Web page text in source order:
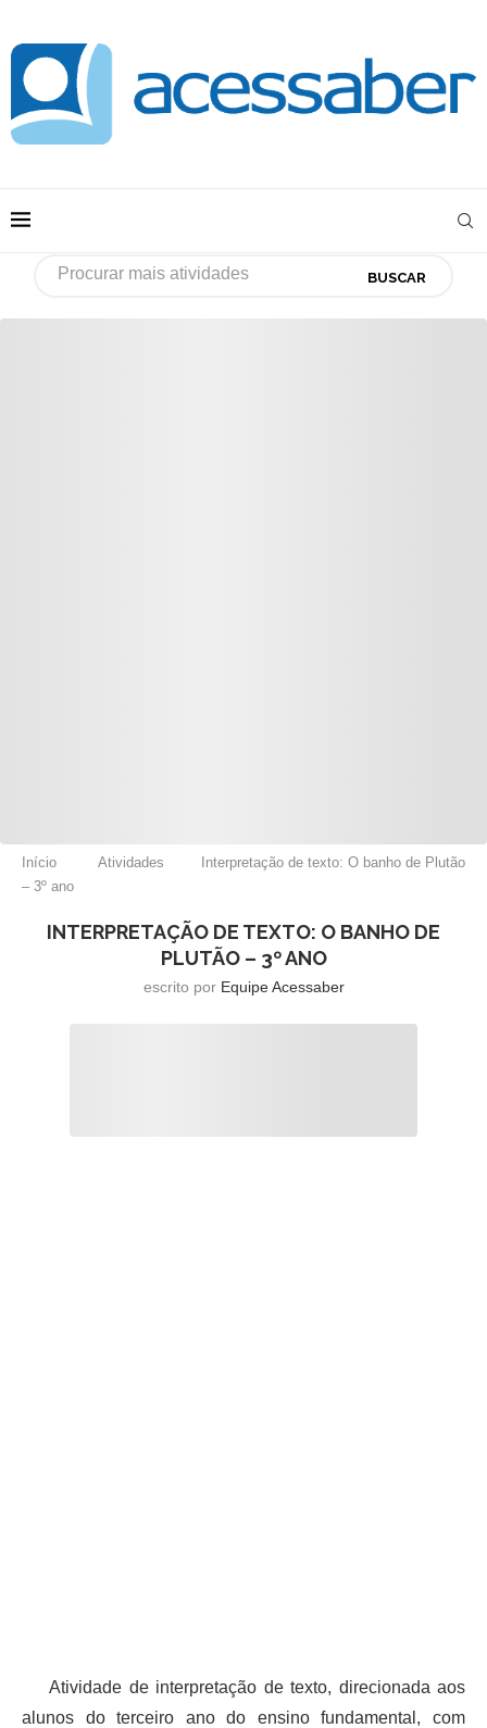
BUSCAR
Início Atividades
Interpretação de texto: O banho de Plutão
– 3º ano
INTERPRETAÇÃO DE TEXTO: O BANHO DE
PLUTÃO – 3º ANO
escrito por Equipe Acessaber
Atividade de interpretação de texto, direcionada aos
alunos do terceiro ano do ensino fundamental, com